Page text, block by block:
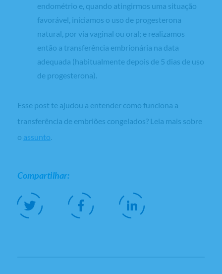
endométrio e, quando atingirmos uma situação
favorável, iniciamos o uso de progesterona
natural, por via vaginal ou oral; e realizamos
então a transferência embrionária na data
adequada (habitualmente depois de 5 dias de uso
de progesterona).
Esse post te ajudou a entender como funciona a
transferência de embriões congelados? Leia mais sobre
o assunto.
Compartilhar: